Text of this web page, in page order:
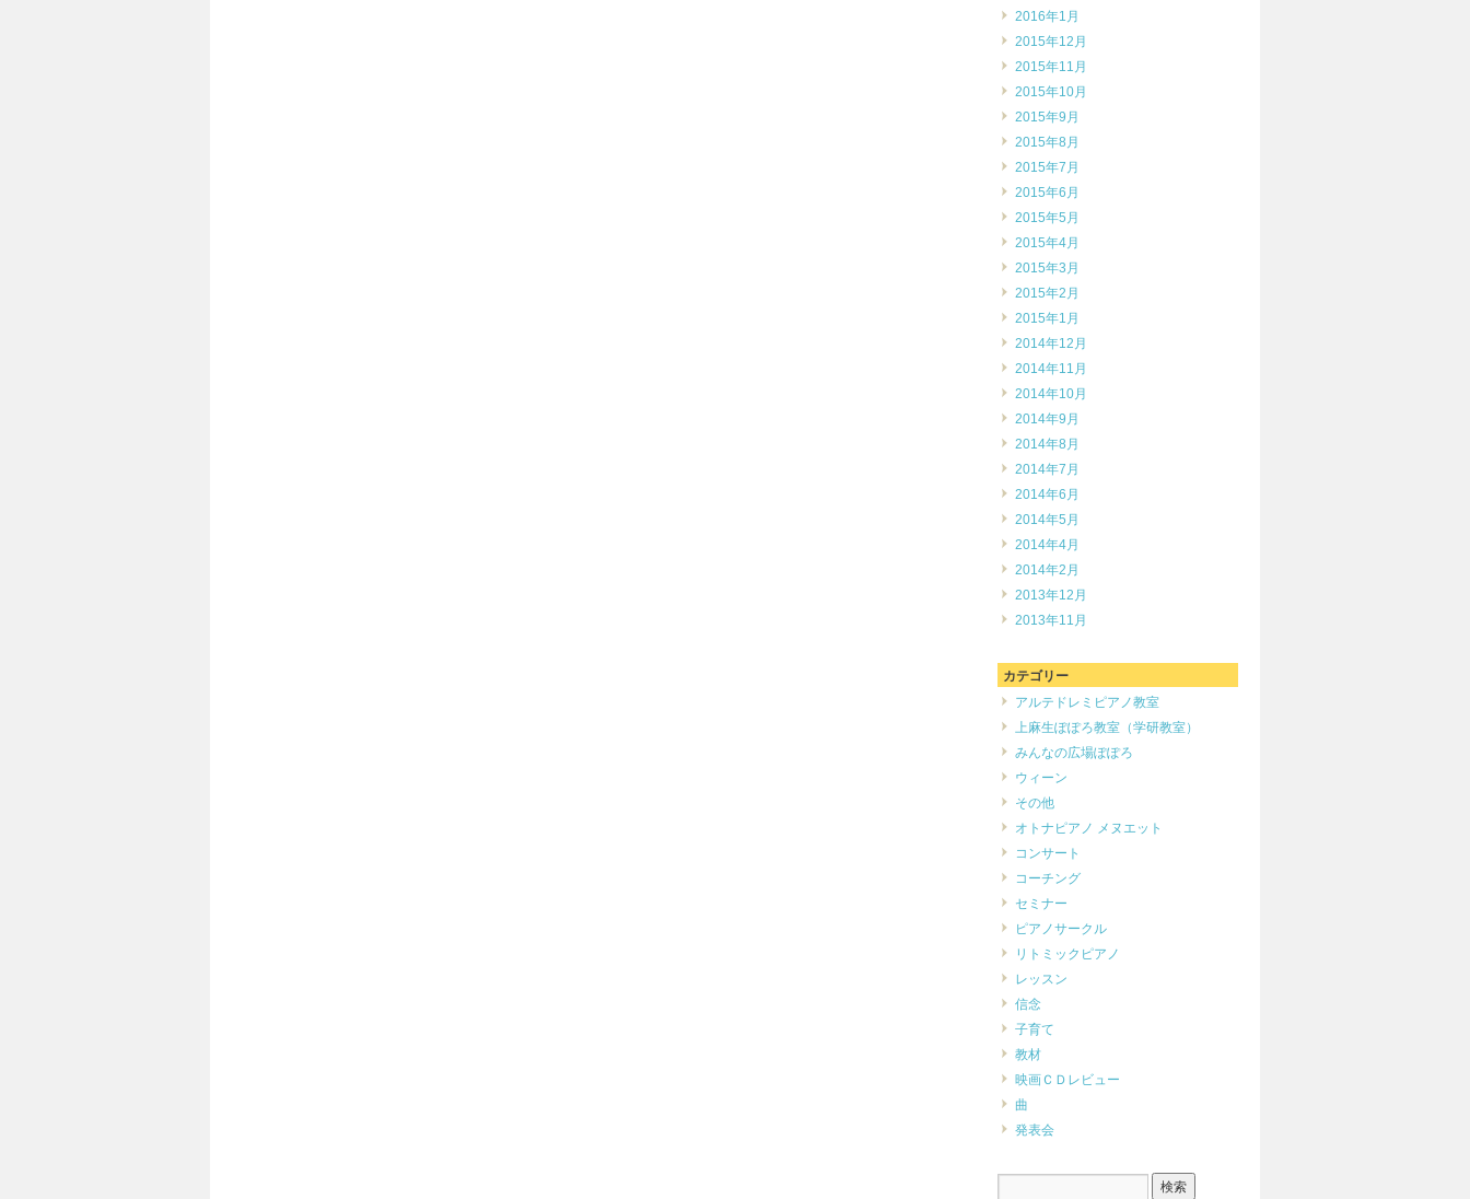
2016年1月
2015年12月
2015年11月
2015年10月
2015年9月
2015年8月
2015年7月
2015年6月
2015年5月
2015年4月
2015年3月
2015年2月
2015年1月
2014年12月
2014年11月
2014年10月
2014年9月
2014年8月
2014年7月
2014年6月
2014年5月
2014年4月
2014年2月
2013年12月
2013年11月
カテゴリー
アルテドレミピアノ教室
上麻生ぽぽろ教室（学研教室）
みんなの広場ぽぽろ
ウィーン
その他
オトナピアノ メヌエット
コンサート
コーチング
セミナー
ピアノサークル
リトミックピアノ
レッスン
信念
子育て
教材
映画ＣＤレビュー
曲
発表会